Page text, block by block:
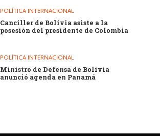
POLÍTICA INTERNACIONAL
Canciller de Bolivia asiste a la
posesión del presidente de Colombia
POLÍTICA INTERNACIONAL
Ministro de Defensa de Bolivia
anunció agenda en Panamá